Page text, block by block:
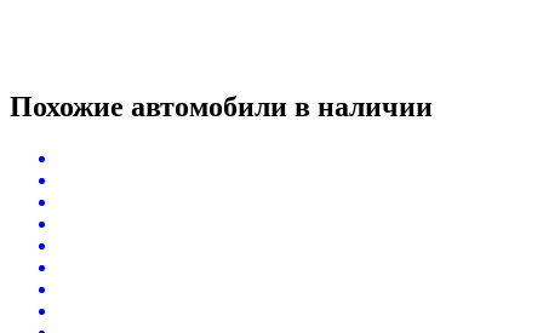
Похожие автомобили в наличии